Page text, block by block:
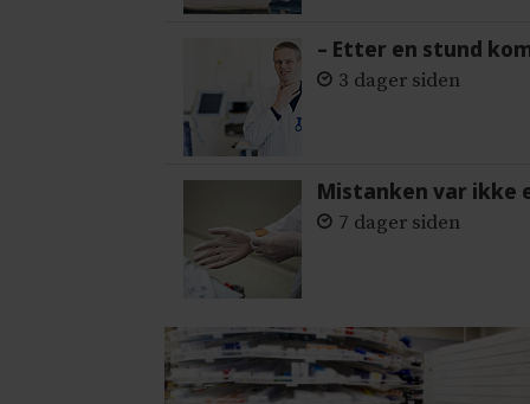
– Etter en stund
3 dager siden
Mistanken var ikke
7 dager siden